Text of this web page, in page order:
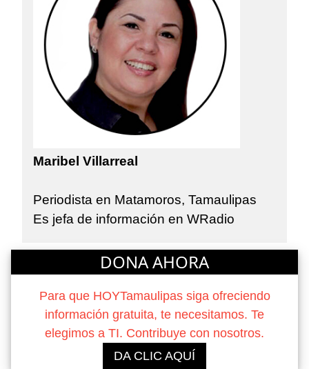
Maribel Villarreal
Periodista en Matamoros, Tamaulipas
Es jefa de información en WRadio
DONA AHORA
Para que HOYTamaulipas siga ofreciendo
información gratuita, te necesitamos. Te
elegimos a TI. Contribuye con nosotros.
DA CLIC AQUÍ